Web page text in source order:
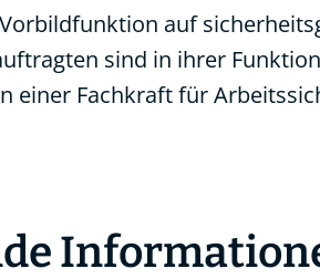
auf
sind in ihrer
einer Fachkraft für